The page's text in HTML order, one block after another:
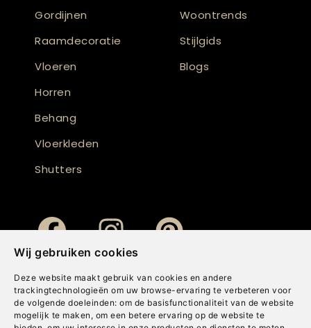
Wij gebruiken cookies
Deze website maakt gebruik van cookies en andere
trackingtechnologieën om uw browse-ervaring te verbeteren voor
de volgende doeleinden: om de basisfunctionaliteit van de website
mogelijk te maken , om een betere ervaring op de website te
Gordijnen
Raamdecoratie
Vloeren
Horren
Behang
Vloerkleden
Shutters
Woontrends
Stijlgids
Blogs